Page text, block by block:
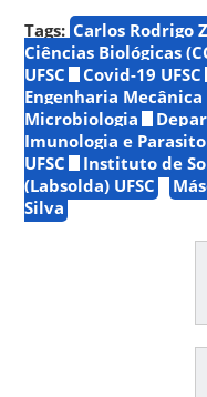
Tags: Carlos Rodrigo
Ciências Biológicas
UFSC
Covid-19 UFSC
Engenharia Mecânica
Microbiologia
Imunologia e
UFSC
Instituto de
(Labsolda) UFSC
Silva